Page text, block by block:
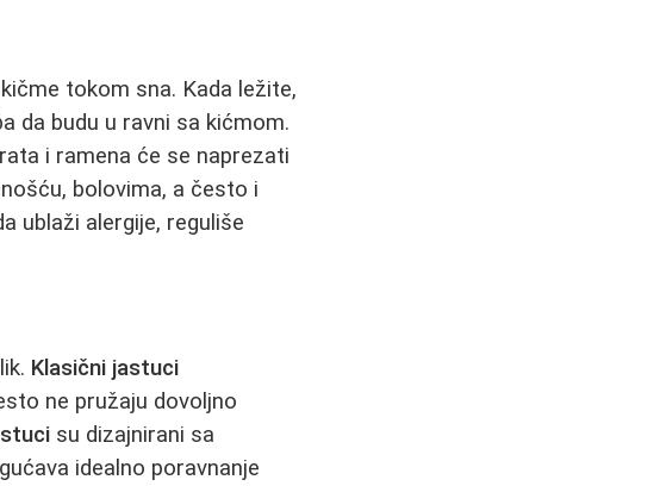
tokom sna. Kada ležite,
da budu u ravni sa kićmom.
i ramena će se naprezati
bolovima, a često i
ublaži alergije, reguliše
Klasični jastuci
ne pružaju dovoljno
su dizajnirani sa
idealno poravnanje